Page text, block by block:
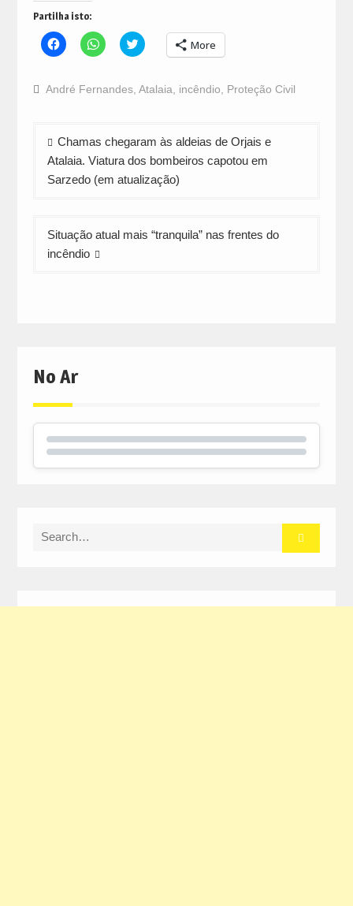
Partilha isto:
Click
to
Facebook
(Opens
Click
to
WhatsApp
(Opens
Click
to
Twitter
(Opens
More
André Fernandes, Atalaia incêndio Proteção Civil
Navegação
de
artigos
Chamas chegaram às aldeias de Orjais e
Atalaia. Viatura dos bombeiros capotou em
Sarzedo (em atualização)
Situação atual mais “tranquila” nas frentes do
incêndio
No Ar
Search